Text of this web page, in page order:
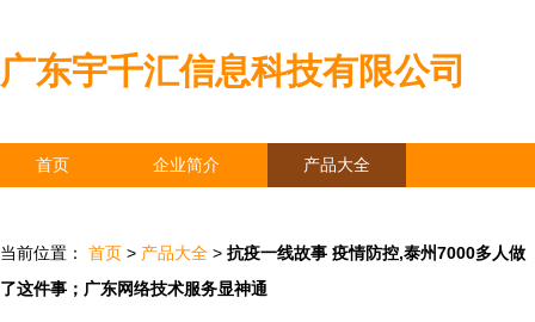
广东宇千汇信息科技有限公司
首页 企业简介 产品大全
当前位置： 首页 > 产品大全 > 抗疫一线故事 疫情防控,泰州7000多人做
了这件事；广东网络技术服务显神通